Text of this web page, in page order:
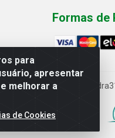
para
apresentar
melhorar a
de Cookies
Formas de
Alegre, 2521 -